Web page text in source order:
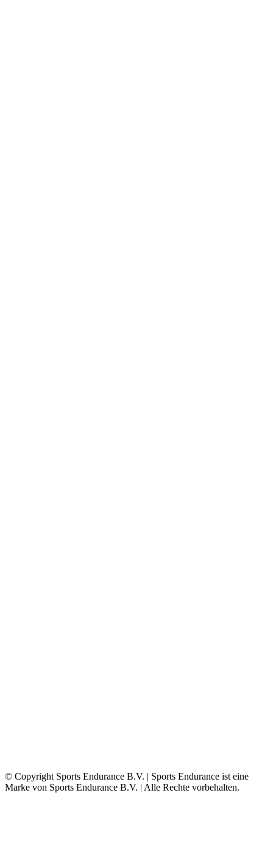
© Copyright Sports Endurance B.V. | Sports Endurance ist eine
Marke von Sports Endurance B.V. | Alle Rechte vorbehalten.